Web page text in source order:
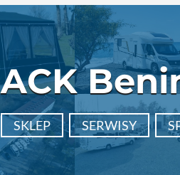
ACK
SKLEP SERWISY